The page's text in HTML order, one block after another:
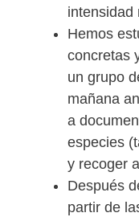
intensidad
Hemos
concretas
un grupo
mañana
a
especies
y recoger
Después
partir de